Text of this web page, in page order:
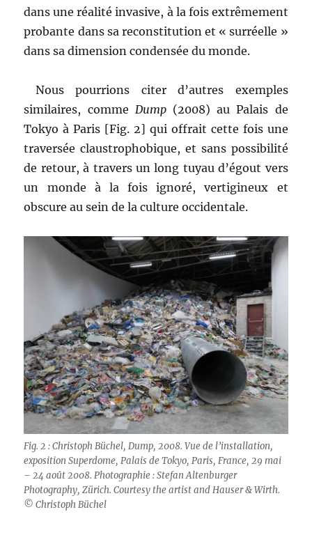
dans une réalité invasive, à la fois extrêmement
probante dans sa reconstitution et « surréelle »
dans sa dimension condensée du monde.
Nous pourrions citer d’autres exemples
similaires, comme Dump (2008) au Palais de
Tokyo à Paris [Fig. 2] qui offrait cette fois une
traversée claustrophobique, et sans possibilité
de retour, à travers un long tuyau d’égout vers
un monde à la fois ignoré, vertigineux et
obscure au sein de la culture occidentale.
Fig. 2 : Christoph Büchel, Dump, 2008. Vue de l’installation,
exposition Superdome, Palais de Tokyo, Paris, France, 29 mai
– 24 août 2008. Photographie : Stefan Altenburger
Photography, Zürich. Courtesy the artist and Hauser & Wirth.
© Christoph Büchel